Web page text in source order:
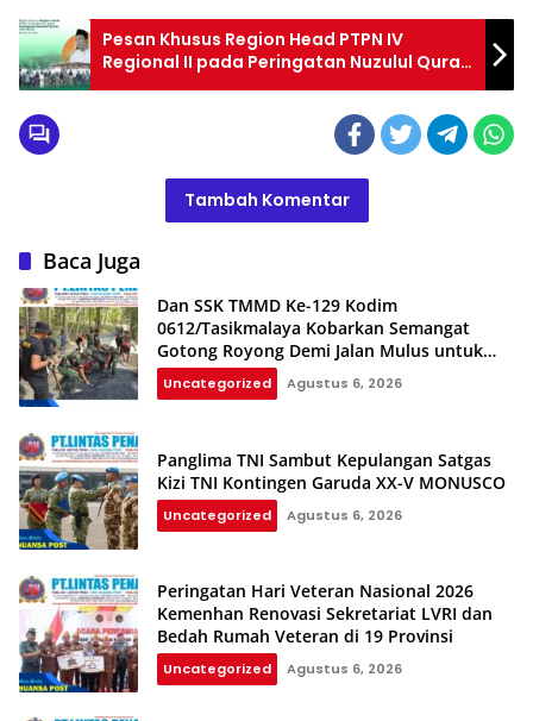
Pesan Khusus Region Head PTPN IV
Regional II pada Peringatan Nuzulul Quran
1445 Hijriah
Tambah Komentar
Baca Juga
Dan SSK TMMD Ke-129 Kodim
0612/Tasikmalaya Kobarkan Semangat
Gotong Royong Demi Jalan Mulus untuk
Rakyat
Uncategorized Agustus 6, 2026
Panglima TNI Sambut Kepulangan Satgas
Kizi TNI Kontingen Garuda XX-V MONUSCO
Uncategorized Agustus 6, 2026
Peringatan Hari Veteran Nasional 2026
Kemenhan Renovasi Sekretariat LVRI dan
Bedah Rumah Veteran di 19 Provinsi
Uncategorized Agustus 6, 2026